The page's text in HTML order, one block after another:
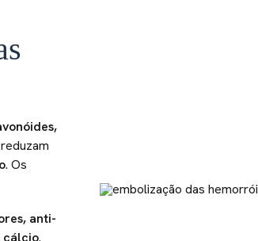
. Os
anti-